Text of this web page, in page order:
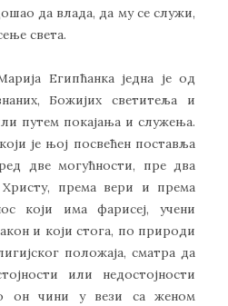
да влада, да му се служи,
света.
Египћанка једна је од
Божијих светитеља и
путем покајања и служења.
је њој посвећен поставља
две могућности, пре два
према вери и према
који има фарисеј, учени
и који стога, по природи
положаја, сматра да
или недостојности
он чини у вези са женом